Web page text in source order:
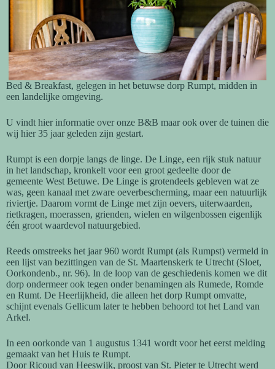
Bed & Breakfast, gelegen in het betuwse dorp Rumpt, midden in
een landelijke omgeving.
U vindt hier informatie over onze B&B maar ook over de tuinen die
wij hier 35 jaar geleden zijn gestart.
Rumpt is een dorpje langs de linge. De Linge, een rijk stuk natuur
in het landschap, kronkelt voor een groot gedeelte door de
gemeente West Betuwe. De Linge is grotendeels gebleven wat ze
was, geen kanaal met zware oeverbescherming, maar een natuurlijk
riviertje. Daarom vormt de Linge met zijn oevers, uiterwaarden,
rietkragen, moerassen, grienden, wielen en wilgenbossen eigenlijk
één groot waardevol natuurgebied.
Reeds omstreeks het jaar 960 wordt Rumpt (als Rumpst) vermeld in
een lijst van bezittingen van de St. Maartenskerk te Utrecht (Sloet,
Oorkondenb., nr. 96). In de loop van de geschiedenis komen we dit
dorp ondermeer ook tegen onder benamingen als Rumede, Romde
en Rumt. De Heerlijkheid, die alleen het dorp Rumpt omvatte,
schijnt evenals Gellicum later te hebben behoord tot het Land van
Arkel.
In een oorkonde van 1 augustus 1341 wordt voor het eerst melding
gemaakt van het Huis te Rumpt.
Door Ricoud van Heeswijk, proost van St. Pieter te Utrecht werd